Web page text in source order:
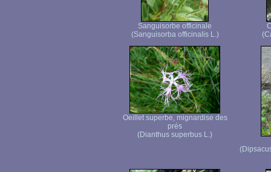
Sanguisorbe officinale
(Sanguisorba officinalis L.)
Oeillet superbe, mignardise des
prés
(Dianthus superbus L.)